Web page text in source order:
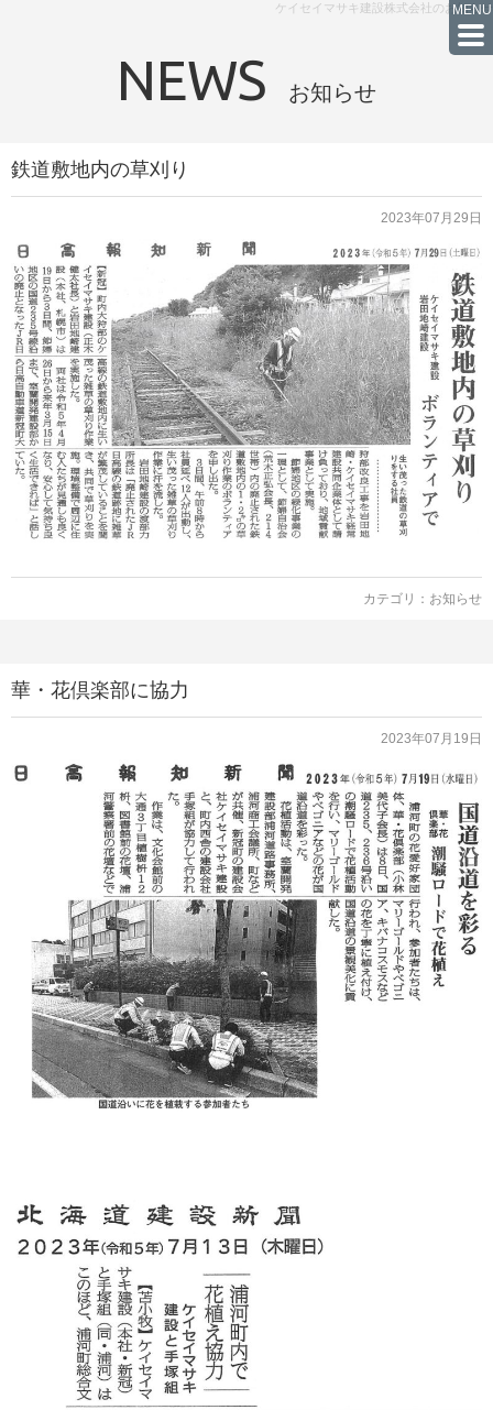
ケイセイマサキ建設株式会社のお知らせ
NEWS お知らせ
鉄道敷地内の草刈り
2023年07月29日
カテゴリ： お知らせ
華・花倶楽部に協力
2023年07月19日